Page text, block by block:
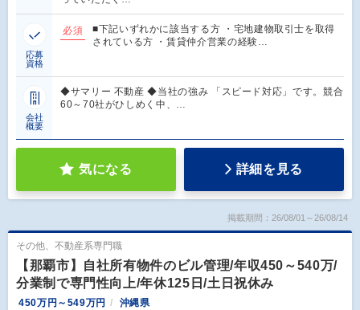
応募
資格
必須
■下記いずれかに該当する方 ・宅地建物取引士を取得
されている方 ・賃貸仲介営業の経験…
会社
概要
◆サマリー 不動産 ◆当社の強み 「スピード対応」です。競合
60～70社がひしめく中、…
気になる 詳細を見る
掲載期間：26/08/01～26/08/14
その他、不動産系専門職
【那覇市】自社所有物件のビル管理/年収450～540万/
分業制で専門性向上/年休125日/土日祝休み
450万円～549万円 沖縄県